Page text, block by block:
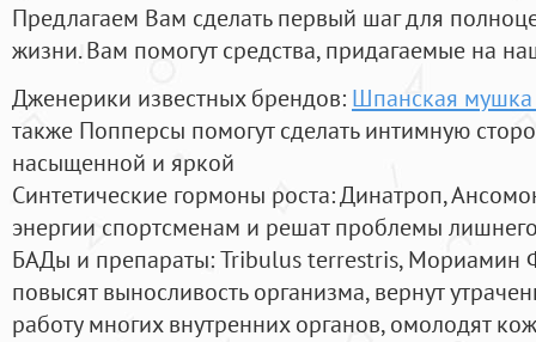
Предлагаем Вам сделать первый шаг для
жизни. Вам помогут средства, придагаемые на
Дженерики известных брендов: Шпанская
также Попперсы помогут сделать интимную
насыщенной и яркой
Синтетические гормоны роста: Динатроп,
энергии спортсменам и решат проблемы
БАДы и препараты:Tribulus terrestris, Мориамин
повысят выносливость организма, вернут
работу многих внутренних органов, омолодят